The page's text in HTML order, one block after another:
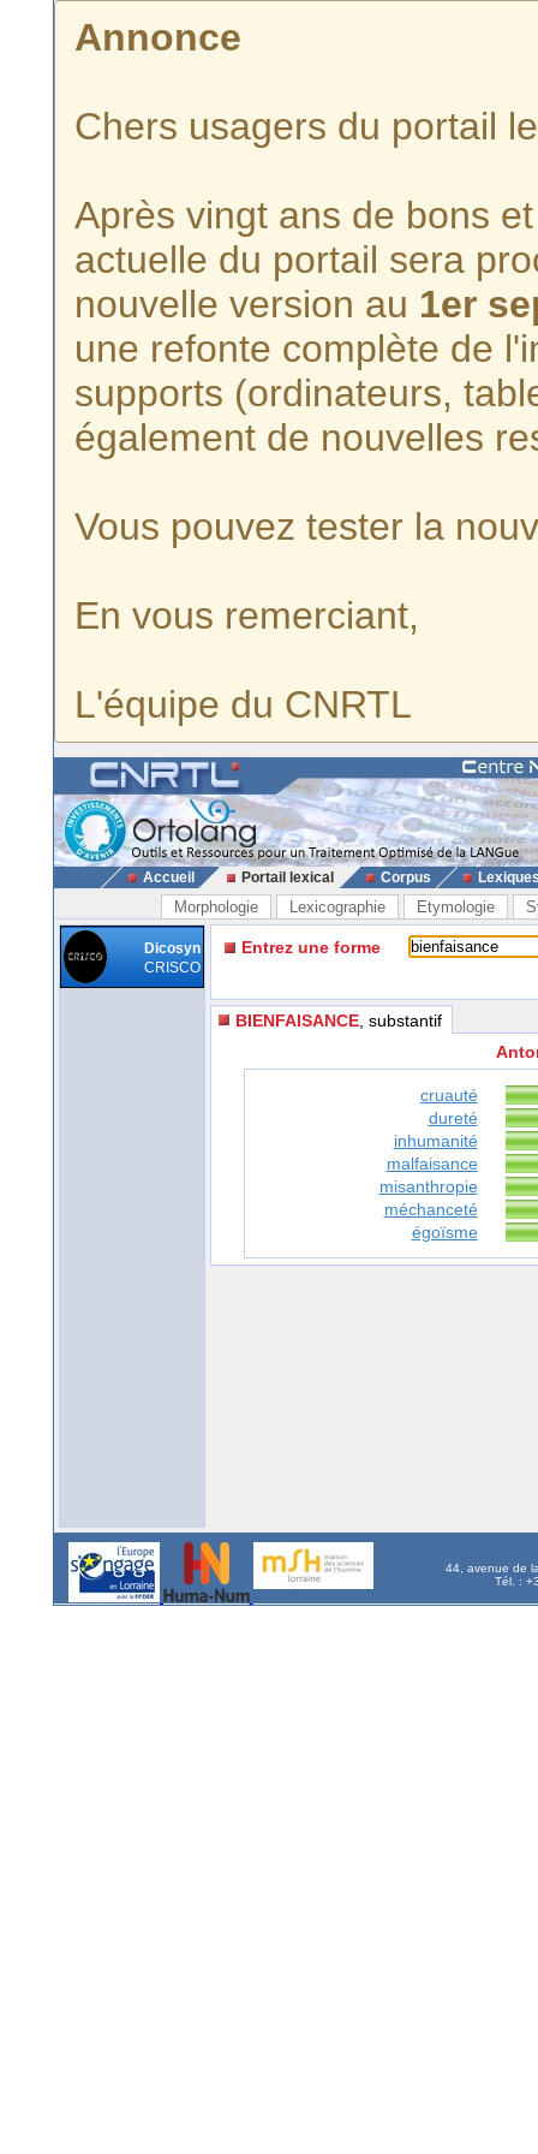
Annonce
Chers usagers du portail
Après vingt ans de bons
actuelle du portail sera
nouvelle version au 1er
une refonte complète de
supports (ordinateurs,
également de nouvelles
Vous pouvez tester la
En vous remerciant,
L'équipe du CNRTL
Accueil Portail lexical Corpus
Morphologie Lexicographie Etymologie
Dicosyn
CRISCO
Entrez une forme
BIENFAISANCE , substantif
cruauté
dureté
inhumanité
malfaisance
misanthropie
méchanceté
égoïsme
44, avenue de
Tél. :